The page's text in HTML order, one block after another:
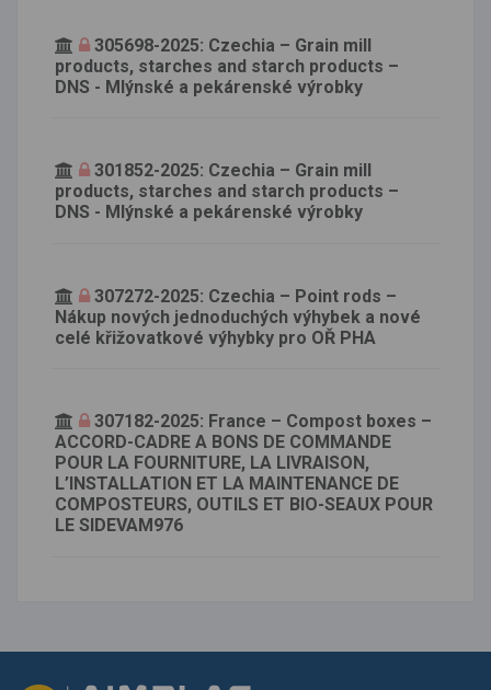
305698-2025: Czechia – Grain mill
products, starches and starch products –
DNS - Mlýnské a pekárenské výrobky
301852-2025: Czechia – Grain mill
products, starches and starch products –
DNS - Mlýnské a pekárenské výrobky
307272-2025: Czechia – Point rods –
Nákup nových jednoduchých výhybek a nové
celé křižovatkové výhybky pro OŘ PHA
307182-2025: France – Compost boxes –
ACCORD-CADRE A BONS DE COMMANDE
POUR LA FOURNITURE, LA LIVRAISON,
L’INSTALLATION ET LA MAINTENANCE DE
COMPOSTEURS, OUTILS ET BIO-SEAUX POUR
LE SIDEVAM976